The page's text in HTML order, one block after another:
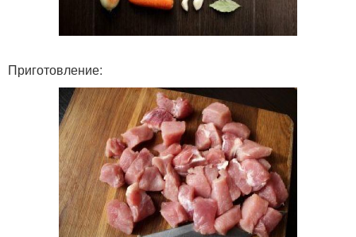
Приготовление: